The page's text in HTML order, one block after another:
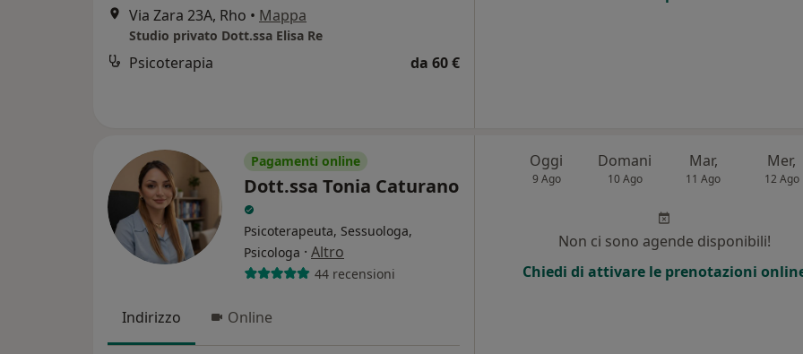
Via Zara 23A, Rho • Mappa
Studio privato Dott.ssa Elisa Re
Psicoterapia da 60 €
Pagamenti online
Dott.ssa Tonia Caturano
Psicoterapeuta, Sessuologa,
Psicologa · Altro
44 recensioni
Indirizzo Online
Oggi
9 Ago
Domani
10 Ago
Mar,
11 Ago
Mer,
12 Ago
Non ci sono agende disponibili!
Chiedi di attivare le prenotazioni